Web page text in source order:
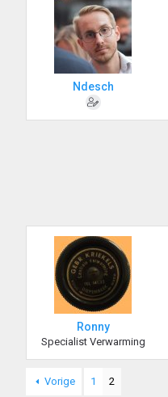
Ndesch
Ronny
Specialist Verwarming
Vorige 1 2